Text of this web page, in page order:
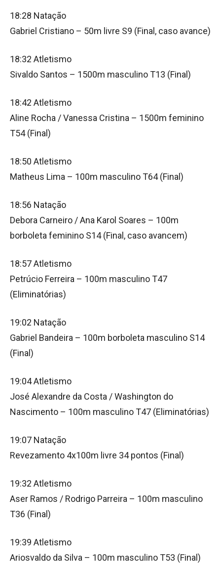
18:28 Natação
Gabriel Cristiano – 50m livre S9 (Final, caso avance)
18:32 Atletismo
Sivaldo Santos – 1500m masculino T13 (Final)
18:42 Atletismo
Aline Rocha / Vanessa Cristina – 1500m feminino
T54 (Final)
18:50 Atletismo
Matheus Lima – 100m masculino T64 (Final)
18:56 Natação
Debora Carneiro / Ana Karol Soares – 100m
borboleta feminino S14 (Final, caso avancem)
18:57 Atletismo
Petrúcio Ferreira – 100m masculino T47
(Eliminatórias)
19:02 Natação
Gabriel Bandeira – 100m borboleta masculino S14
(Final)
19:04 Atletismo
José Alexandre da Costa / Washington do
Nascimento – 100m masculino T47 (Eliminatórias)
19:07 Natação
Revezamento 4x100m livre 34 pontos (Final)
19:32 Atletismo
Aser Ramos / Rodrigo Parreira – 100m masculino
T36 (Final)
19:39 Atletismo
Ariosvaldo da Silva – 100m masculino T53 (Final)